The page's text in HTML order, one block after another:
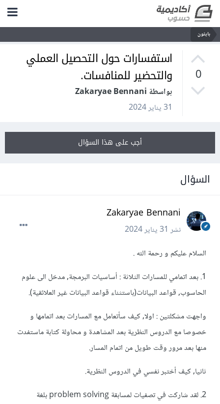
بايثون
0
استفسارات حول التحصيل العملي
والتحضير للمنافسات.
بواسطة Zakaryae Bennani
31 يناير 2024
أجب على هذا السؤال
السؤال
Zakaryae Bennani
نشر31 يناير 2024
السلام عليكم و رحمة الله .
1. بعد اتمامي للمسارات الثلاثة : أساسيات البرمجة, مدخل الى علوم
الحاسوب, قواعد البيانات(باستثناء قواعد البيانات غير العلائقية).
واجهت مشكلتين : اولا, كيف سأتعامل مع المسارات بعد اتمامها و
خصوصامع الدروس النظرية بعد المشاهدة و محاولة كتابة ماستفدت
منها بعد مرور وقت طويل من اتمام المسار.
ثانيا, كيف أختبر نفسي في الدروس النظرية.
2. لقد شاركت في تصفيات لمسابقة problem solving بلغة